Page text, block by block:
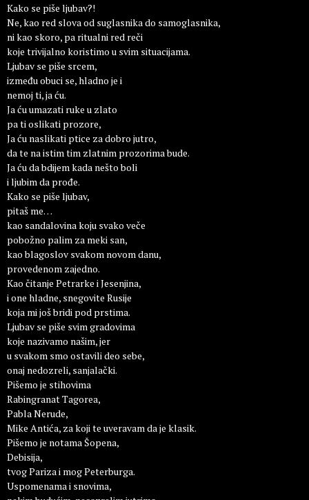
Kako se piše ljubav?!
Ne, kao red slova od suglasnika do samoglasnika,
ni kao skoro, pa ritualni red reči
koje trivijalno koristimo u svim situacijama.
Ljubav se piše srcem,
između obuci se, hladno je i
nemoj ti, ja ću.
Ja ću umazati ruke u zlato
pa ti oslikati prozore,
Ja ću naslikati ptice za dobro jutro,
da te na istim tim zlatnim prozorima bude.
Ja ću da bdijem kada nešto boli
i ljubim da prođe.
Kako se piše ljubav,
pitaš me…
kao sandalovina koju svako veče
pobožno palim za meki san,
kao blagoslov svakom novom danu,
provedenom zajedno.
Kao čitanje Petrarke i Jesenjina,
i one hladne, snegovite Rusije
koja mi još bridi pod prstima.
Ljubav se piše svim gradovima
koje nazivamo našim, jer
u svakom smo ostavili deo sebe,
onaj nedozreli, sanjalački.
Pišemo je stihovima
Rabingranat Tagorea,
Pabla Nerude,
Mike Antića, za koji te uveravam da je klasik.
Pišemo je notama Šopena,
Debisija,
tvog Pariza i mog Peterburga.
Uspomenama i snovima,